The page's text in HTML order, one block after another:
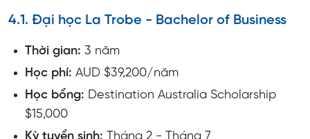
4.1. Đại học La Trobe - Bachelor of Business
Thời gian: 3 năm
Học phí: AUD $39,200/năm
Học bổng: Destination Australia Scholarship
$15,000
Kỳ tuyển sinh: Tháng 2 - Tháng 7